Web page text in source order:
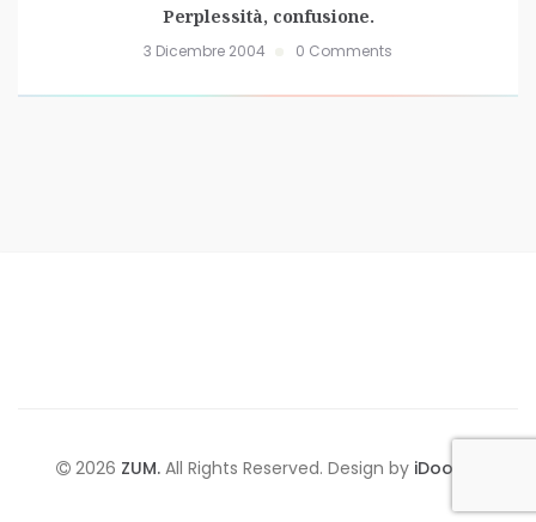
Perplessità, confusione.
3 Dicembre 2004 0 Comments
2026 ZUM. All Rights Reserved. Design byiDoodle